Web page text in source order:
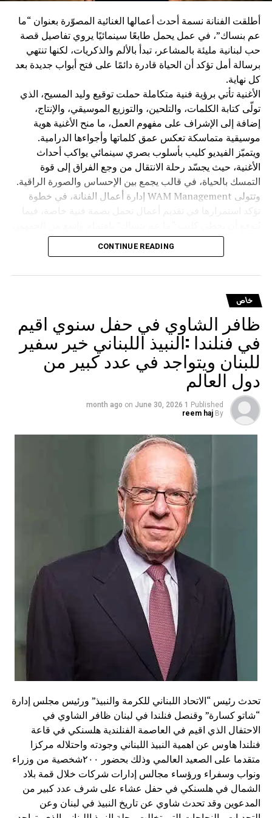
أطلقت الفنانة نسمة أحدث أعمالها الغنائية المصوّرة بعنوان “ما
عم بنساك”، في عمل يحمل طابعًا سينمائيًا يروي تفاصيل قصة
حب لبنانية مليئة بالمشاعر، تبدأ بالألم والذكريات، لكنها تنتهي
برسالة أمل تؤكد أن الحياة قادرة دائمًا على فتح أبواب جديدة بعد
كل نهاية.
الأغنية تأتي برؤية فنية متكاملة حملت توقيع وليد المسيح، الذي
تولّى كتابة الكلمات، والتلحين، والتوزيع الموسيقي، والإنتاج،
إضافة إلى الإشراف على مفهوم العمل، ما منح الأغنية هوية
موسيقية متماسكة تعكس عمق كلماتها وأجواءها الدرامية.
ويتميّز الفيديو كليب بأسلوب بصري سينمائي يواكب أحداث
الأغنية، حيث يجسّد رحلة الانتقال من وجع الفراق إلى قوة
التمسك بالحياة، في قالب يجمع بين الإحساس والصورة الراقية.
وتتولى WAM Management إدارة أعمال الفنانة، في خطوة
لما يقدمه من قصة مؤثرة وإنتاج احترافي يجمع بين الموسيقى
والصورة في تجربة فنية متكاملة
CONTINUE READING
خاص
ظافر الشاوي في حفل سنوي اقيم
في فنلندا :النبيذ اللبناني خير سفير
للبنان ويتواجد في عدد كبير من
دول العالم
Published
1 month ago
on June 30, 2026
By
reem haj
تحدث رئيس “الاتحاد اللبناني للكرمة والنبيذ” ورئيس مجلس إدارة
“شاتو كسارة” وقنصل فنلندا في لبنان ظافر الشاوي في
الاحتفال الذي اقيم في العاصمة الفنلندية هلسنكي في قاعة
فنلندا هاوس عن اهمية النبيذ اللبناني وجودته واحتلاله مركزا
متقدما على الصعيد العالمي وذلك بحضور ٢٠٠شخصية من وزراء
ونواب وسفراء ورؤساء مجالس إدارات شركات خلال قمة بلاد
الشمال في هلسنكي في حفل عشاء على شرف عدد كبير من
المدعوين وقد تحدث شاوي عن تاريخ النبيذ في لبنان وعن